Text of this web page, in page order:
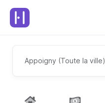
Appoigny (Toute la ville)